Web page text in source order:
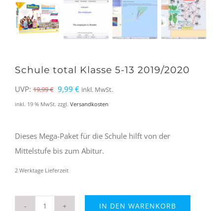
Schule total Klasse 5-13 2019/2020
UVP: 19,99€ Ursprünglicher
Preis
19,99 €
9,99 €Aktueller
Preis
9,99 €.
inkl. MwSt.
inkl. 19 % MwSt. zzgl. Versandkosten
Dieses Mega-Paket für die Schule hilft von der
Mittelstufe bis zum Abitur.
2 Werktage Lieferzeit
IN DEN WARENKORB